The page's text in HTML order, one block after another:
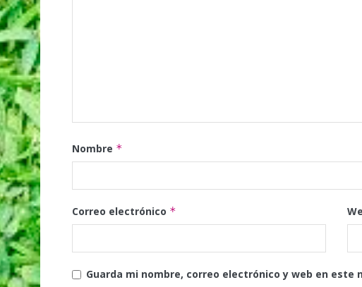
Nombre *
Correo electrónico *
Guarda mi nombre, correo electrónico y web en